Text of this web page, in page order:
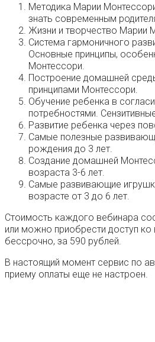
Методика Марии
знать современным
Жизни и творчество Марии
Система гармоничного
Основные принципы,
Монтессори.
Построение домашней
принципами Монтессори.
Обучение ребенка в
потребностями.
Развитие ребенка через
Самые полезные
рождения до 3 лет.
Создание домашней
возраста 3-6 лет.
Самые развивающие
возрасте от 3 до 6 лет.
Стоимость каждого вебинара
или можно приобрести доступ
бессрочно, за 590 рублей.
В настоящий момент сервис по
приему оплаты еще не настроен.